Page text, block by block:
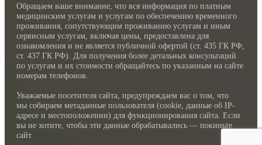
Обращаем ваше внимание, что вся информация по платным
медицинским услугам и услугам по обеспечению временного
проживания, сопутствующим проживанию услугам и иным
сервисным услугам, включая цены, предоставлена для
ознакомления и не является публичной офертой (ст. 435 ГК РФ,
cт. 437 ГК РФ). Для получения более детальных консультаций
по услугам и их стоимости обращайтесь по указанным на сайте
номерам телефонов.
Уважаемые посетителя сайта, предупреждаем вас о том, что
мы собираем метаданные пользователя (cookie, данные об IP-
адресе и местоположении) для функционирования сайта. Если
вы не хотите, чтобы эти данные обрабатывались — покиньте
сайт.